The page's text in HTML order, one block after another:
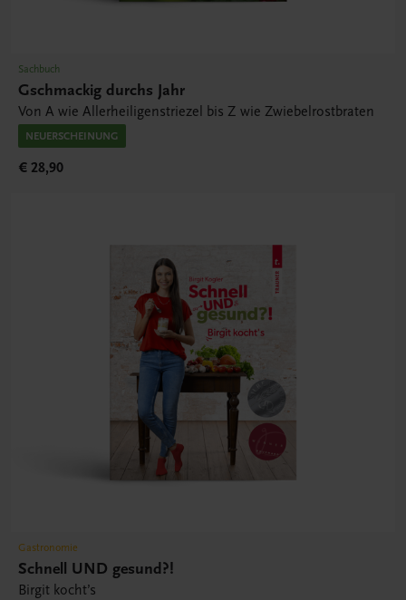
Sachbuch
Gschmackig durchs Jahr
Von A wie Allerheiligenstriezel bis Z wie Zwiebelrostbraten
NEUERSCHEINUNG
€ 28,90
Gastronomie
Schnell UND gesund?!
Birgit kocht’s